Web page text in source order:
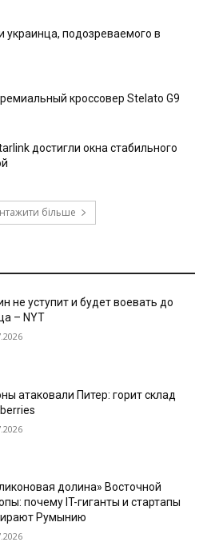
украинца, подозреваемого в
кроссовер Stelato G9
достигли окна стабильного
більше
не уступит и будет воевать до
– NYT
атаковали Питер: горит склад
долина» Восточной
почему IT-гиганты и стартапы
Румынию